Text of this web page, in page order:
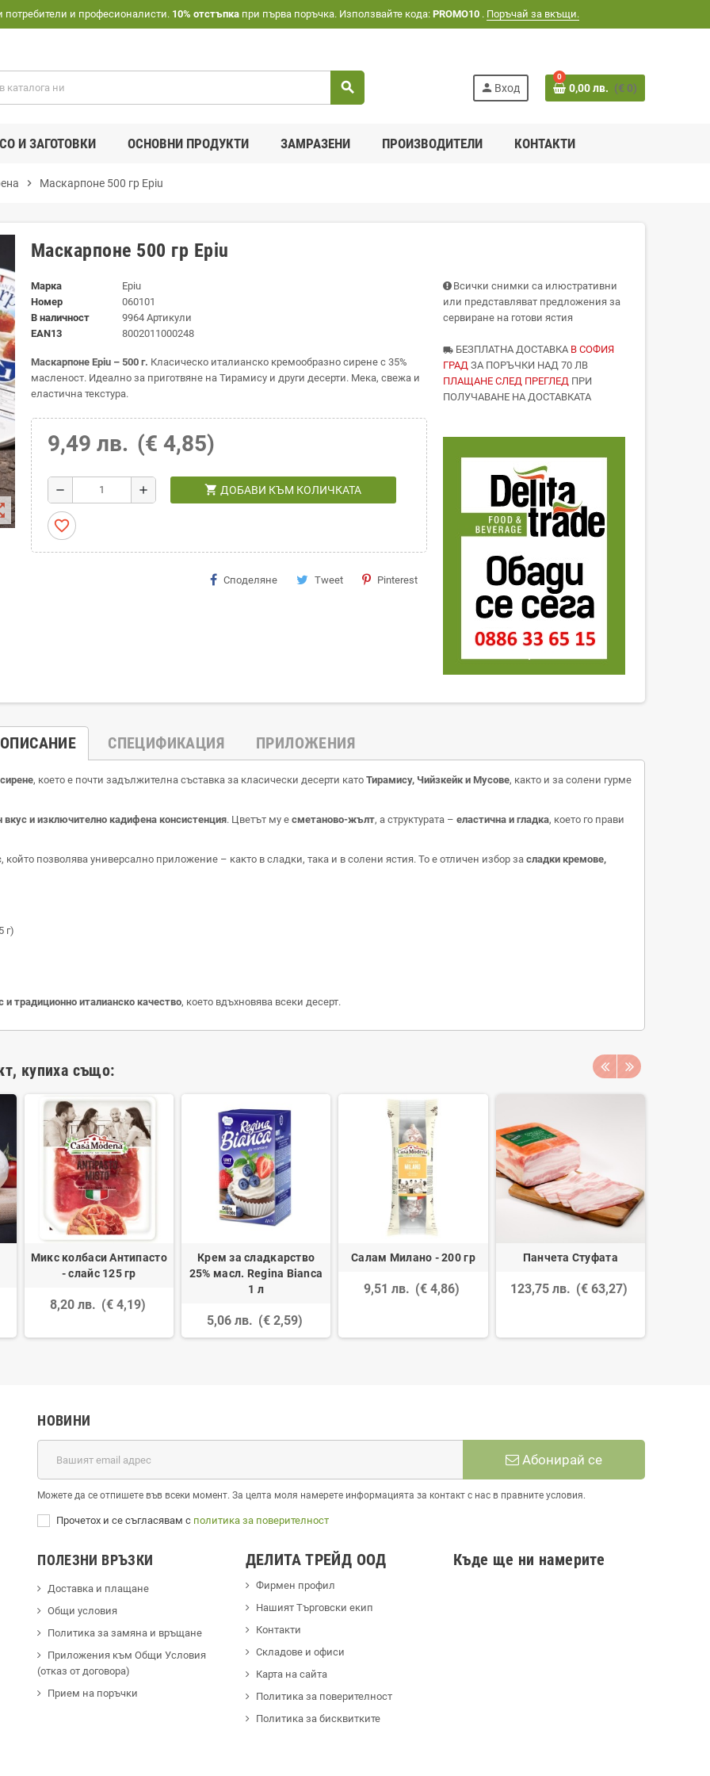
потребители и професионалисти. 10% отстъпкапри първа поръчка. Използвайте кода: PROMO10 . Поръчай за вкъщи.
search person Вход
0
0,00 лв. (€ 0)
И ЗАГОТОВКИ ОСНОВНИ ПРОДУКТИ ЗАМРАЗЕНИ ПРОИЗВОДИТЕЛИ КОНТАКТИ
chevron_right Маскарпоне 500 гр Epiu
Маскарпоне 500 гр Epiu
Марка
Epiu
Номер
060101
В наличност
9964 Артикули
EAN13
8002011000248
Маскарпоне Epiu – 500 г. Класическо италианско кремообразно сирене с 35%
масленост. Идеално за приготвяне на Тирамису и други десерти. Мека, свежа и
еластична текстура.
9,49 лв. (€ 4,85)
remove add shopping_cart ДОБАВИ КЪМ КОЛИЧКАТА
favorite_border
Споделяне Tweet Pinterest
Всички снимки са илюстративни
или представляват предложения за
сервиране на готови ястия
local_shippingБЕЗПЛАТНА ДОСТАВКА В СОФИЯ
ГРАД ЗА ПОРЪЧКИ НАД 70 ЛВ
ПЛАЩАНЕ СЛЕД ПРЕГЛЕД ПРИ
ПОЛУЧАВАНЕ НА ДОСТАВКАТА
ОПИСАНИЕ СПЕЦИФИКАЦИЯ ПРИЛОЖЕНИЯ
, което е почти задължителна съставка за класически десерти като Тирамису, Чийзкейк и Мусове, както и за солени гурме
вкус и изключително кадифена консистенция. Цветът му е сметаново-жълт, а структурата – еластична и гладка, което го прави
, който позволява универсално приложение – както в сладки, така и в солени ястия. То е отличен избор за сладки кремове,
г)
и традиционно италианско качество, което вдъхновява всеки десерт.
купиха също:
Микс колбаси Антипасто
- слайс 125 гр
8,20 лв. (€ 4,19)
Крем за сладкарство
25% масл. Regina Bianca
1 л
5,06 лв. (€ 2,59)
Салам Милано - 200 гр
9,51 лв. (€ 4,86)
Панчета Стуфата
123,75 лв. (€ 63,27)
НОВИНИ
Абонирай се
Можете да се отпишете във всеки момент. За целта моля намерете информацията за контакт с нас в правните условия.
Прочетох и се съгласявам с политика за поверителност
ПОЛЕЗНИ ВРЪЗКИ
Доставка и плащане
Общи условия
Политика за замяна и връщане
Приложения към Общи Условия
(отказ от договора)
Прием на поръчки
ДЕЛИТА ТРЕЙД ООД
Фирмен профил
Hашият Търговски екип
Контакти
Cкладове и офиси
Карта на сайта
Политика за поверителност
Политика за бисквитките
Къде ще ни намерите